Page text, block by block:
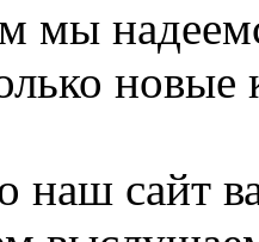
мы
наш сайт